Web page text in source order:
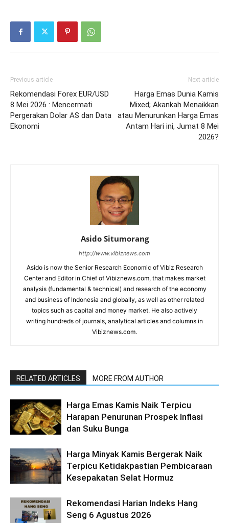
Previous article
Rekomendasi Forex EUR/USD
8 Mei 2026 : Mencermati
Pergerakan Dolar AS dan Data
Ekonomi
Next article
Harga Emas Dunia Kamis
Mixed; Akankah Menaikkan
atau Menurunkan Harga Emas
Antam Hari ini, Jumat 8 Mei
2026?
Asido Situmorang
http://www.vibiznews.com
Asido is now the Senior Research Economic of Vibiz Research
Center and Editor in Chief of Vibiznews.com, that makes market
analysis (fundamental & technical) and research of the economy
and business of Indonesia and globally, as well as other related
topics such as capital and money market. He also actively
writing hundreds of journals, analytical articles and columns in
Vibiznews.com.
RELATED ARTICLES MORE FROM AUTHOR
Harga Emas Kamis Naik Terpicu
Harapan Penurunan Prospek Inflasi
dan Suku Bunga
Harga Minyak Kamis Bergerak Naik
Terpicu Ketidakpastian Pembicaraan
Kesepakatan Selat Hormuz
Rekomendasi Harian Indeks Hang
Seng 6 Agustus 2026